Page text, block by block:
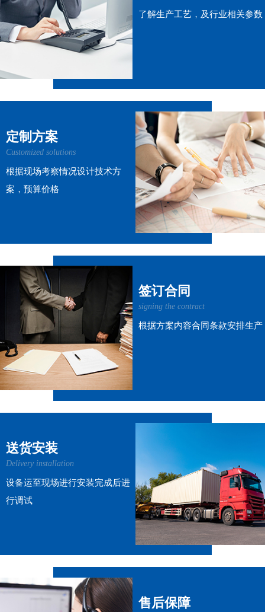
了解生产工艺，及行业相关参数
定制方案
Customized solutions
根据现场考察情况设计技术方
案，预算价格
签订合同
signing the contract
根据方案内容合同条款安排生产
送货安装
Delivery installation
设备运至现场进行安装完成后进
行调试
售后保障